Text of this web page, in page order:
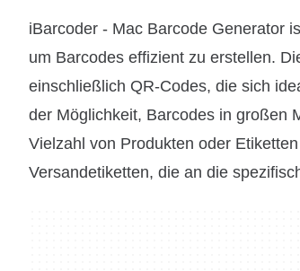
iBarcoder - Mac Barcode Generator
um Barcodes effizient zu erstellen.
einschließlich QR-Codes, die sich
der Möglichkeit, Barcodes in großen
Vielzahl von Produkten oder
Versandetiketten, die an die